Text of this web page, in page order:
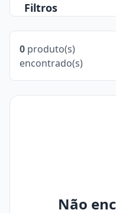
Filtros
0 produto(s)
encontrado(s)
Não